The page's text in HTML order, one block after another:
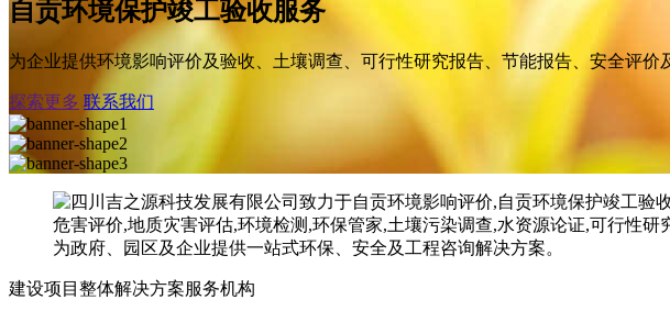
自贡环境保护竣工验收服务
为企业提供环境影响评价及验收、土壤调查、可行性研究报告、节能报告、安全评
探索更多 联系我们
建设项目整体解决方案服务机构